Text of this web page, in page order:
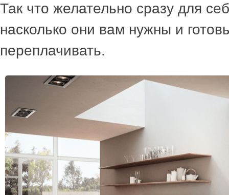
Так что желательно сразу для
насколько они вам нужны и
переплачивать.